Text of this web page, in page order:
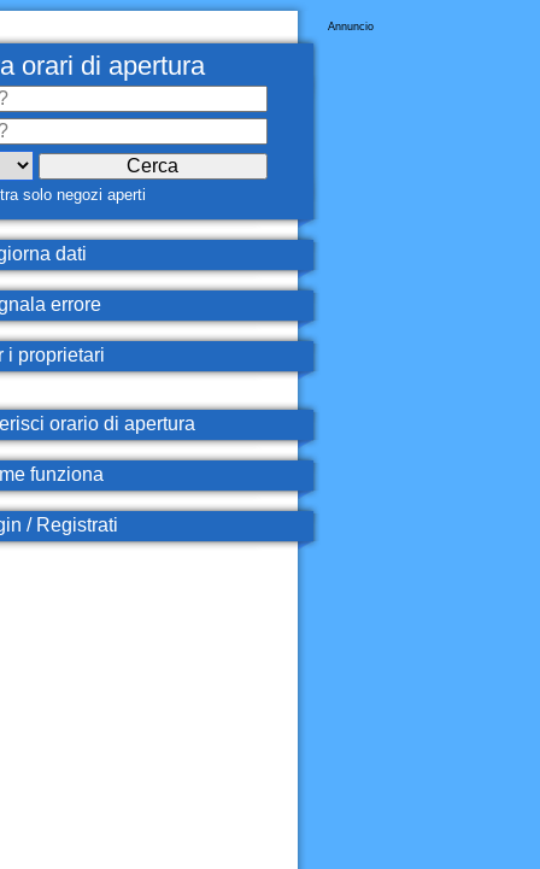
Annuncio
orari di apertura
solo negozi aperti
dati
errore
i proprietari
orario di apertura
funziona
/ Registrati